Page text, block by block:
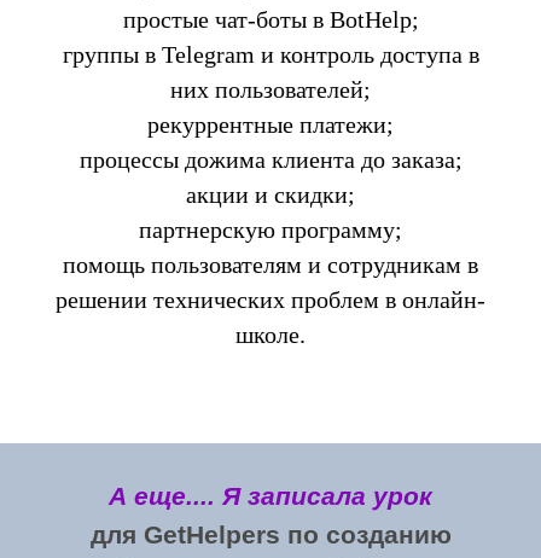
простые чат-боты в BotHelp;
группы в Telegram и контроль доступа в
них пользователей;
рекуррентные платежи;
процессы дожима клиента до заказа;
акции и скидки;
партнерскую программу;
помощь пользователям и сотрудникам в
решении технических проблем в онлайн-
школе.
А еще.... Я записала урок
для GetHelpers по созданию